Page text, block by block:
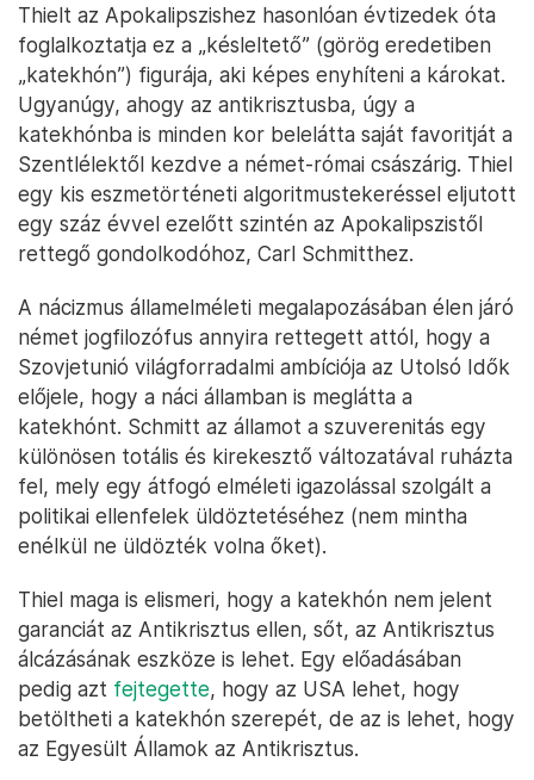
Thielt az Apokalipszishez hasonlóan évtizedek óta
foglalkoztatja ez a „késleltető” (görög eredetiben
„katekhón”) figurája, aki képes enyhíteni a károkat.
Ugyanúgy, ahogy az antikrisztusba, úgy a
katekhónba is minden kor belelátta saját favoritját a
Szentlélektől kezdve a német-római császárig. Thiel
egy kis eszmetörténeti algoritmustekeréssel eljutott
egy száz évvel ezelőtt szintén az Apokalipszistől
rettegő gondolkodóhoz, Carl Schmitthez.
A nácizmus államelméleti megalapozásában élen járó
német jogfilozófus annyira rettegett attól, hogy a
Szovjetunió világforradalmi ambíciója az Utolsó Idők
előjele, hogy a náci államban is meglátta a
katekhónt. Schmitt az államot a szuverenitás egy
különösen totális és kirekesztő változatával ruházta
fel, mely egy átfogó elméleti igazolással szolgált a
politikai ellenfelek üldöztetéséhez (nem mintha
enélkül ne üldözték volna őket).
Thiel maga is elismeri, hogy a katekhón nem jelent
garanciát az Antikrisztus ellen, sőt, az Antikrisztus
álcázásának eszköze is lehet. Egy előadásában
pedig azt fejtegette, hogy az USA lehet, hogy
betöltheti a katekhón szerepét, de az is lehet, hogy
az Egyesült Államok az Antikrisztus.